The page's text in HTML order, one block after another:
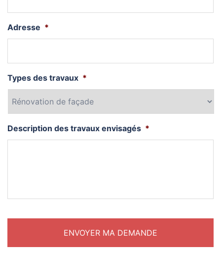
Adresse *
Types des travaux *
Description des travaux envisagés *